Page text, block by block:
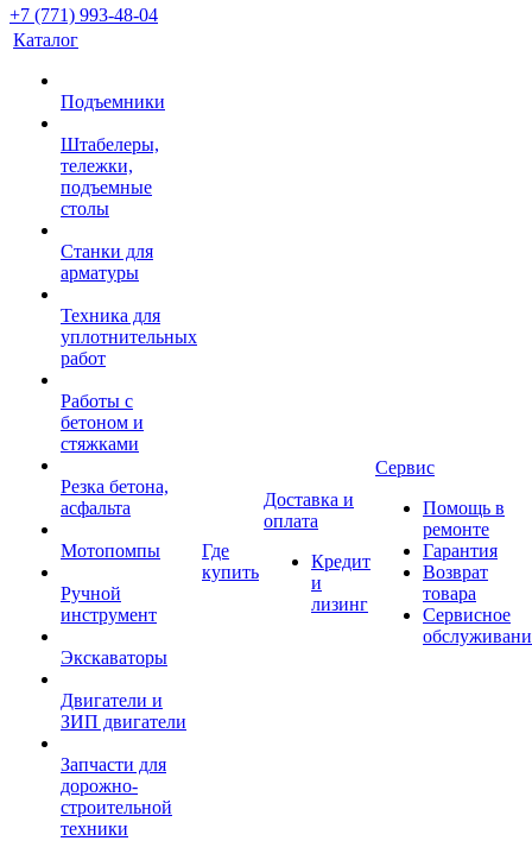
+7 (771) 993-48-04
Каталог
Подъемники
Штабелеры,
тележки,
подъемные
столы
Станки для
арматуры
Техника для
уплотнительных
работ
Работы с
бетоном и
стяжками
Резка бетона,
асфальта
Мотопомпы
Ручной
инструмент
Экскаваторы
Двигатели и
ЗИП двигатели
Запчасти для
дорожно-
строительной
техники
Где
купить
Доставка и
оплата
Кредит
и
лизинг
Сервис
Помощь в
ремонте
Гарантия
Возврат
товара
Сервисное